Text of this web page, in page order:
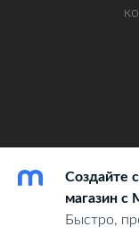
Создайте
магазин с
Быстро,